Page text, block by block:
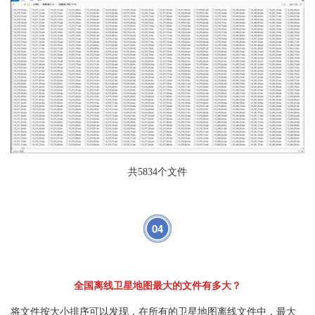
共5834个文件
04
全国离线卫星地图最大的文件有多大？
将文件按大小排序可以发现，在所有的卫星地图离线文件中，最大